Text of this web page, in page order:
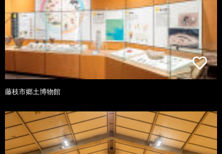
藤枝市郷土博物館